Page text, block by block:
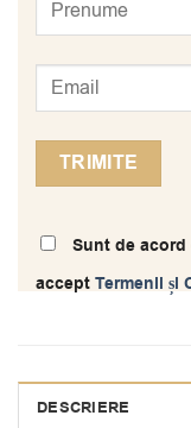
Sunt de
acceptTermenii și
DESCRIERE